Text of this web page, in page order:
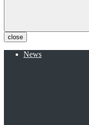
close
News